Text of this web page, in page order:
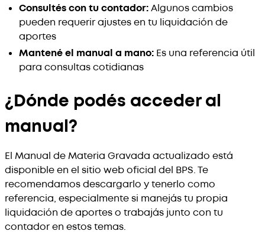
Consultés con tu contador:Algunos cambios
pueden requerir ajustes en tu liquidación de
aportes
Mantené el manual a mano: Es una referencia útil
para consultas cotidianas
¿Dónde podés acceder al
manual?
El Manual de Materia Gravada actualizado está
disponible en el sitio web oficial del BPS. Te
recomendamos descargarlo y tenerlo como
referencia, especialmente si manejás tu propia
liquidación de aportes o trabajás junto con tu
contador en estos temas.